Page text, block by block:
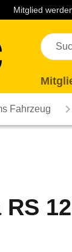
Fußzeile
Mitglied
Fahrzeug